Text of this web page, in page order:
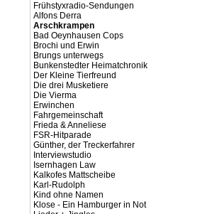
Frühstyxradio-Sendungen
Alfons Derra
Arschkrampen
Bad Oeynhausen Cops
Brochi und Erwin
Brungs unterwegs
Bunkenstedter Heimatchronik
Der Kleine Tierfreund
Die drei Musketiere
Die Vierma
Erwinchen
Fahrgemeinschaft
Frieda & Anneliese
FSR-Hitparade
Günther, der Treckerfahrer
Interviewstudio
Isernhagen Law
Kalkofes Mattscheibe
Karl-Rudolph
Kind ohne Namen
Klose - Ein Hamburger in Not